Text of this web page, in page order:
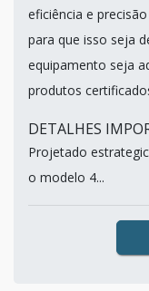
eficiência e
para que isso seja
equipamento seja
produtos
DETALHES
Projetado
o modelo 4...